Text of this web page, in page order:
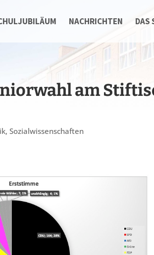
NACHRICHTEN DAS
am
,Sozialwissenschaften